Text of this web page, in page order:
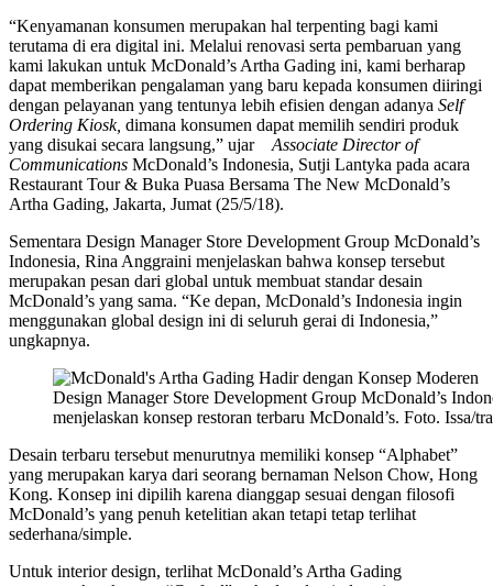
“Kenyamanan konsumen merupakan hal terpenting bagi kami
terutama di era digital ini. Melalui renovasi serta pembaruan yang
kami lakukan untuk McDonald’s Artha Gading ini, kami berharap
dapat memberikan pengalaman yang baru kepada konsumen diiringi
dengan pelayanan yang tentunya lebih efisien dengan adanya Self
Ordering Kiosk, dimana konsumen dapat memilih sendiri produk
yang disukai secara langsung,” ujar Associate Director of
Communications McDonald’s Indonesia, Sutji Lantyka pada acara
Restaurant Tour & Buka Puasa Bersama The New McDonald’s
Artha Gading, Jakarta, Jumat (25/5/18).
Sementara Design Manager Store Development Group McDonald’s
Indonesia, Rina Anggraini menjelaskan bahwa konsep tersebut
merupakan pesan dari global untuk membuat standar desain
McDonald’s yang sama. “Ke depan, McDonald’s Indonesia ingin
menggunakan global design ini di seluruh gerai di Indonesia,”
ungkapnya.
Design Manager Store Development Group McDonald’s
menjelaskan konsep restoran terbaru McDonald’s. Foto. Issa/
Desain terbaru tersebut menurutnya memiliki konsep “Alphabet”
yang merupakan karya dari seorang bernaman Nelson Chow, Hong
Kong. Konsep ini dipilih karena dianggap sesuai dengan filosofi
McDonald’s yang penuh ketelitian akan tetapi tetap terlihat
sederhana/simple.
Untuk interior design, terlihat McDonald’s Artha Gading